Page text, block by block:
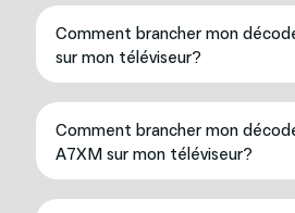
Comment brancher mon
sur mon téléviseur?
Comment brancher mon
A7XM sur mon téléviseur?